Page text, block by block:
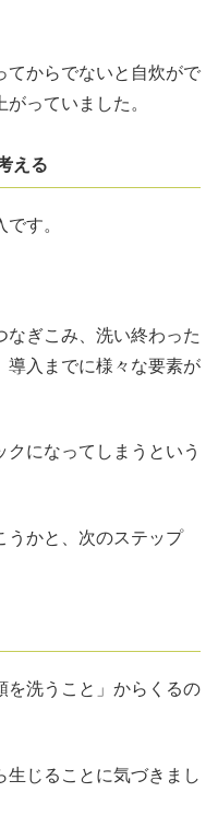
てからでないと自炊がで
っていました。
える
す。
なぎこみ、洗い終わった
導入までに様々な要素が
になってしまうという
うかと、次のステップ
を洗うこと」からくるの
生じることに気づきまし